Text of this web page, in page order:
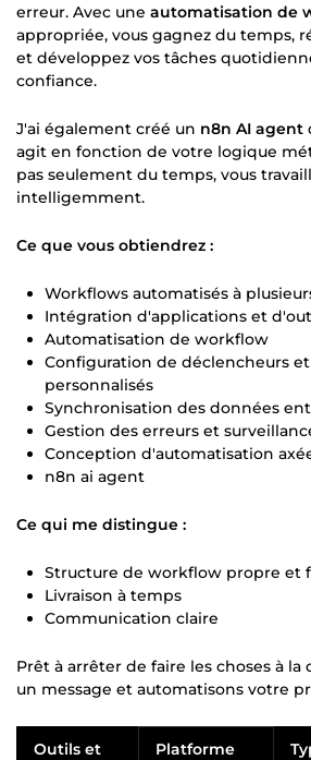
erreur. Avec une automatisation de
appropriée, vous gagnez du temps,
et développez vos tâches
confiance.
J'ai également créé un n8n AI agent
agit en fonction de votre logique
pas seulement du temps, vous
intelligemment.
Ce que vous obtiendrez :
Workflows automatisés à
Intégration d'applications et
Automatisation de workflow
Configuration de déclencheurs
personnalisés
Synchronisation des données
Gestion des erreurs et
Conception d'automatisation
n8n ai agent
Ce qui me distingue :
Structure de workflow propre et
Livraison à temps
Communication claire
Prêt à arrêter de faire les choses à la
un message et automatisons votre
Outils et
Platforme